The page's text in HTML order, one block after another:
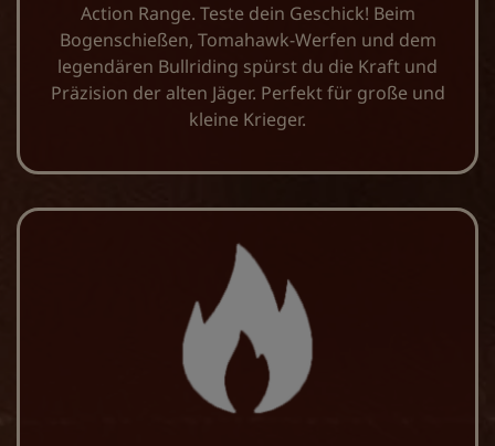
Action Range. Teste dein Geschick! Beim
Bogenschießen, Tomahawk-Werfen und dem
legendären Bullriding spürst du die Kraft und
Präzision der alten Jäger. Perfekt für große und
kleine Krieger.